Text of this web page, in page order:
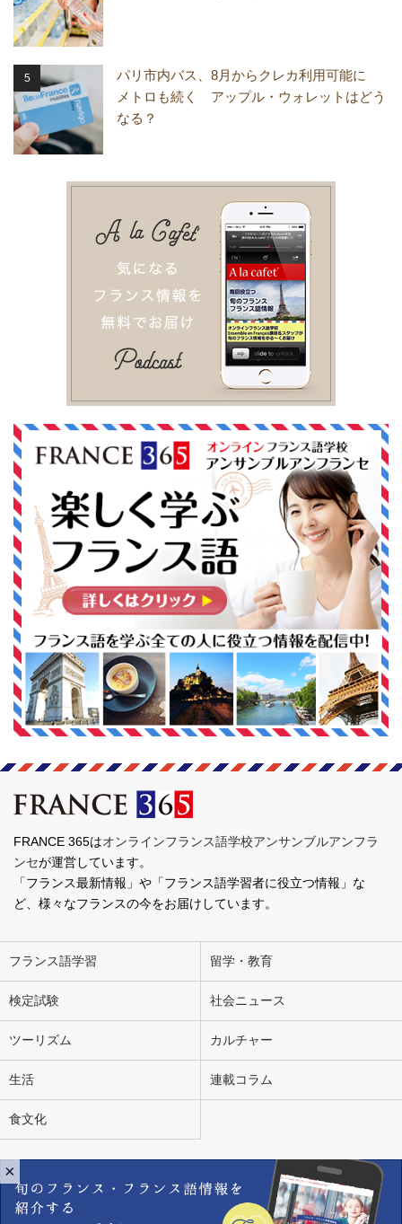
パリ市内バス、8月からクレカ利用可能に
メトロも続く アップル・ウォレットはどう
なる？
FRANCE 365はオンラインフランス語学校アンサンブルアンフラ
ンセが運営しています。
「フランス最新情報」や「フランス語学習者に役立つ情報」な
ど、様々なフランスの今をお届けしています。
フランス語学習 留学・教育
検定試験 社会ニュース
ツーリズム カルチャー
生活 連載コラム
食文化
ライター募集
個人情報の取り扱いについて
×